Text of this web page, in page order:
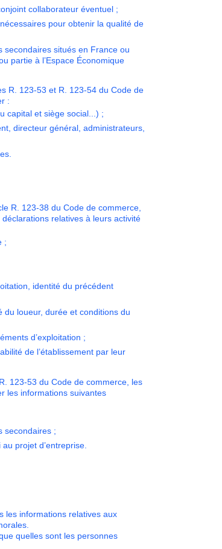
collaborateur éventuel ;
pour obtenir la qualité de
secondaires situés en France ou
partie à l’Espace Économique
R. 123-53 et R. 123-54 du Code de
:
capital et siège social...) ;
directeur général, administrateurs,
R. 123-38 du Code de commerce,
relatives à leurs activité
;
identité du précédent
du loueur, durée et conditions du
d’exploitation ;
de l’établissement par leur
123-53 du Code de commerce, les
les informations suivantes
secondaires ;
projet d’entreprise.
les informations relatives aux
quelles sont les personnes